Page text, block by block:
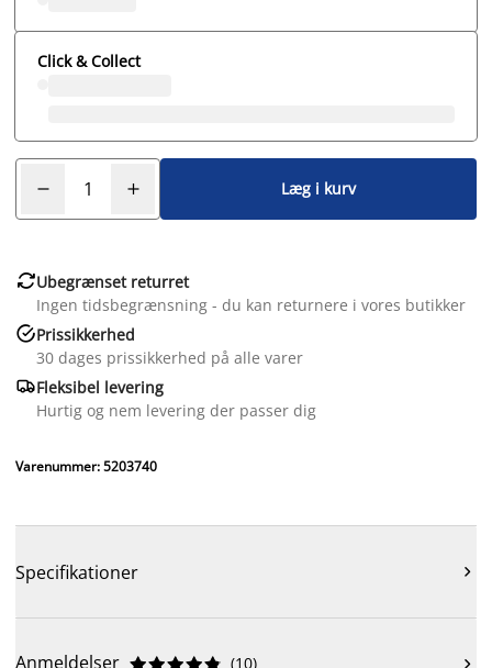
Click & Collect
Læg i kurv
Ubegrænset returret
Ingen tidsbegrænsning - du kan returnere i vores butikker
Prissikkerhed
30 dages prissikkerhed på alle varer
Fleksibel levering
Hurtig og nem levering der passer dig
Varenummer: 5203740
Specifikationer 
Anmeldelser 




 (10) 